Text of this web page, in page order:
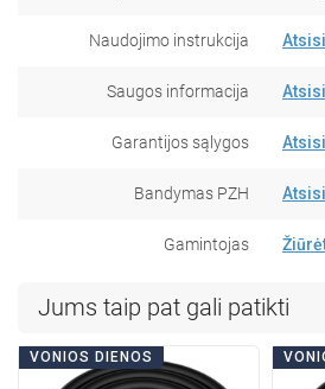
Naudojimo instrukcija
Saugos informacija
Garantijos sąlygos
Bandymas PZH
Gamintojas
Jums taip pat gali patikti
VONIOS DIENOS